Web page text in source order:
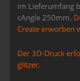
im Lieferumfang
cAngle 250mm.
Create erworben
Der 3D-Druck
glitzer.